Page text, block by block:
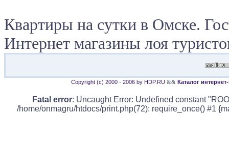
Квартиры на сутки в Омске.
Интернет магазины лоя
Copyright (c) 2000 - 2006 by HDP.RU && Каталог
Fatal error: Uncaught Error: Undefined constant
/home/onmagru/htdocs/print.php(72): require_once() #1